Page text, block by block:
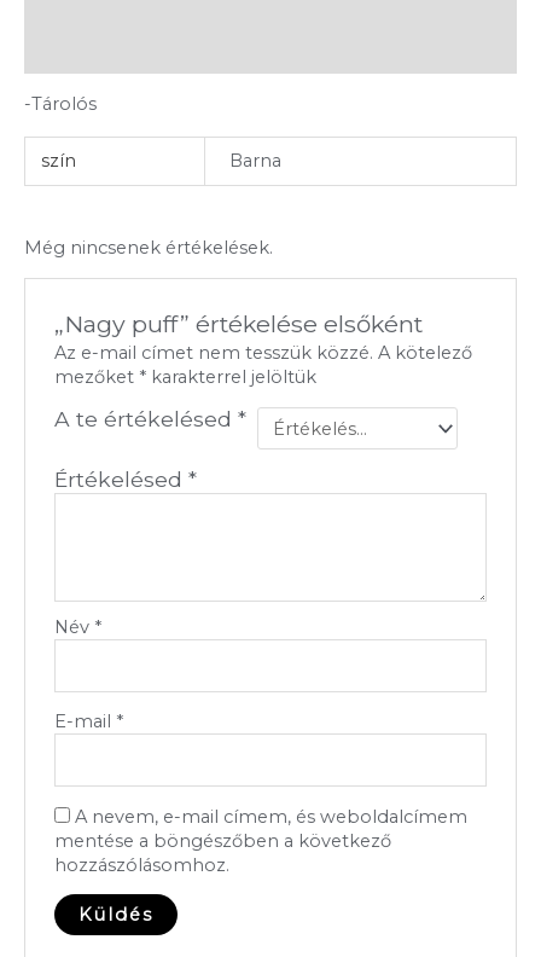
-Tárolós
szín Barna
Még nincsenek értékelések.
„Nagy puff” értékelése elsőként
Az e-mail címet nem tesszük közzé. A kötelező
mezőket * karakterrel jelöltük
A te értékelésed*
Értékelésed*
Név *
E-mail *
A nevem, e-mail címem, és weboldalcímem
mentése a böngészőben a következő
hozzászólásomhoz.